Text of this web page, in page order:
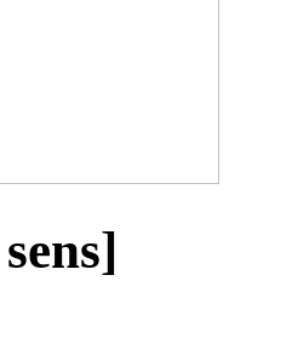
]